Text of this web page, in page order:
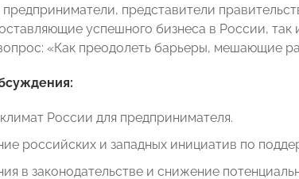
представители
успешного бизнеса в России, так
«Как преодолеть барьеры, мешающие
России для предпринимателя.
российских и западных инициатив по
в законодательстве и снижение